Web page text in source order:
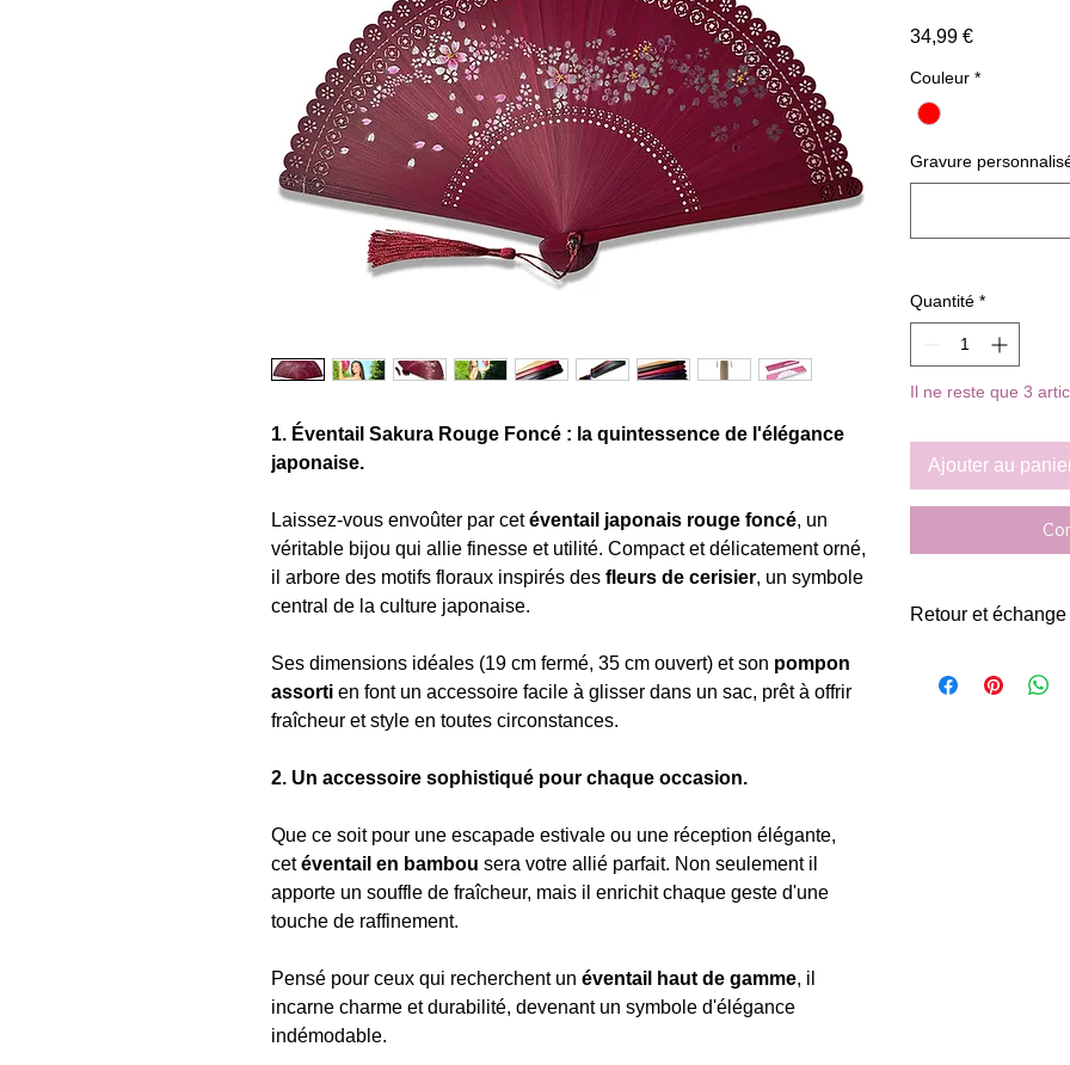
1. Éventail Sakura Rouge Foncé : la quintessence de l'élégance
japonaise.
Laissez-vous envoûter par cetéventail japonais rouge foncé, un
véritable bijou qui allie finesse et utilité. Compact et délicatement orné,
il arbore des motifs floraux inspirés des fleurs de cerisier, un symbole
central de la culture japonaise.
Ses dimensions idéales (19 cm fermé, 35 cm ouvert) et son pompon
assorti en font un accessoire facile à glisser dans un sac, prêt à offrir
fraîcheur et style en toutes circonstances.
2. Un accessoire sophistiqué pour chaque occasion.
Que ce soit pour une escapade estivale ou une réception élégante,
cetéventail en bambou sera votre allié parfait. Non seulement il
apporte un souffle de fraîcheur, mais il enrichit chaque geste d'une
touche de raffinement.
Pensé pour ceux qui recherchent un éventail haut de gamme, il
incarne charme et durabilité, devenant un symbole d'élégance
indémodable.
34,99 €Prix
Couleur *
Gravure
Quantité *
Il ne reste que 3
Ajouter au
Retour et échange
la date de livraison.